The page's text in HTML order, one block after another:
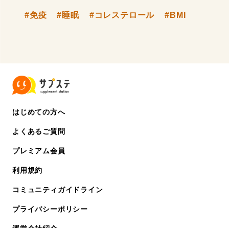
#免疫 #睡眠 #コレステロール #BMI
はじめての方へ
よくあるご質問
プレミアム会員
利用規約
コミュニティガイドライン
プライバシーポリシー